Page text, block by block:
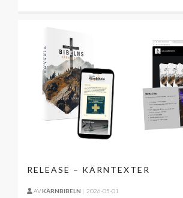
RELEASE – KÄRNTEXTER
AVKÄRNBIBELN | 2026-05-01